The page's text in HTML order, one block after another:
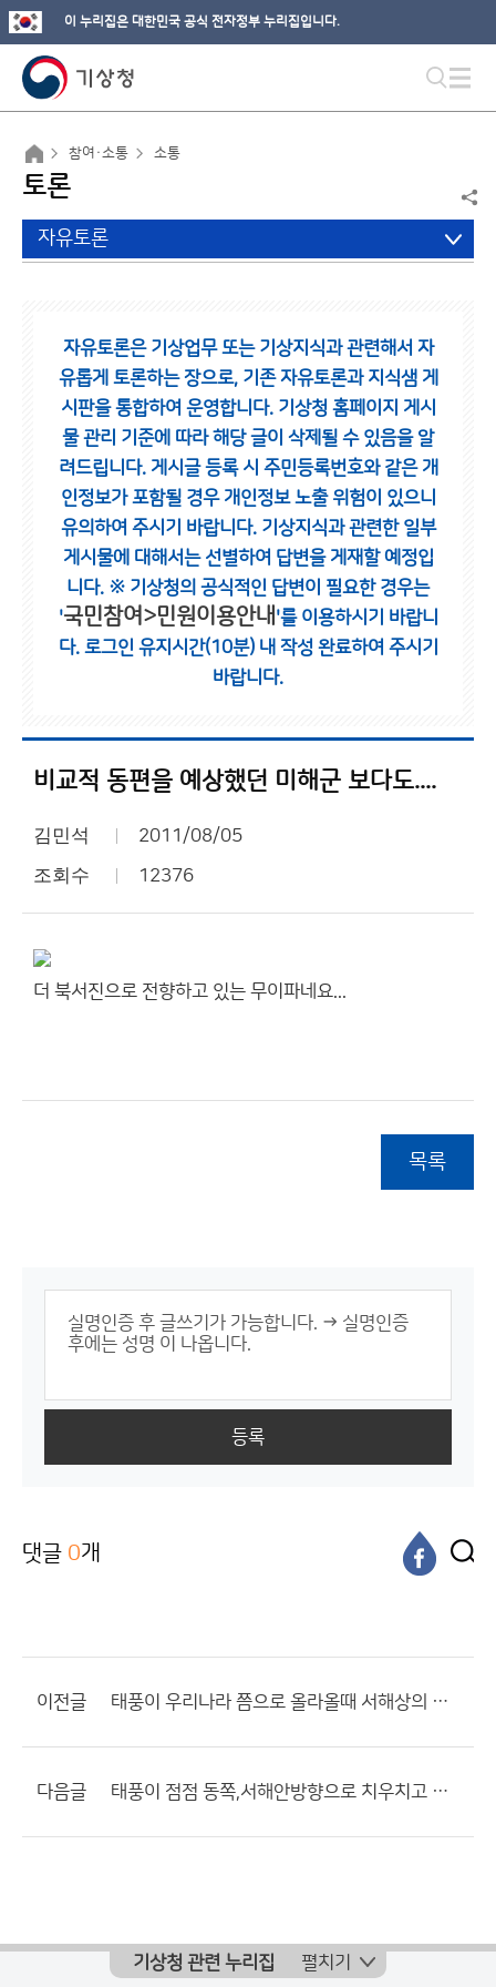
이 누리집은 대한민국 공식 전자정부 누리집입니다.
참여·소통 소통
토론
자유토론
자유토론은 기상업무 또는 기상지식과 관련해서 자
유롭게 토론하는 장으로, 기존 자유토론과 지식샘 게
시판을 통합하여 운영합니다. 기상청 홈페이지 게시
물 관리 기준에 따라 해당 글이 삭제될 수 있음을 알
려드립니다. 게시글 등록 시 주민등록번호와 같은 개
인정보가 포함될 경우 개인정보 노출 위험이 있으니
유의하여 주시기 바랍니다. 기상지식과 관련한 일부
게시물에 대해서는 선별하여 답변을 게재할 예정입
니다. ※ 기상청의 공식적인 답변이 필요한 경우는
'국민참여>민원이용안내 '를 이용하시기 바랍니
다. 로그인 유지시간(10분) 내 작성 완료하여 주시기
바랍니다.
비교적 동편을 예상했던 미해군 보다도....
김민석 2011/08/05
조회수 12376
더 북서진으로 전향하고 있는 무이파네요...
목록
등록
댓글 0개
이전글 태풍이 우리나라 쯤으로 올라올때 서해상의 수온이...
다음글 태풍이 점점 동쪽,서해안방향으로 치우치고 있네요.
기상청 관련 누리집 펼치기